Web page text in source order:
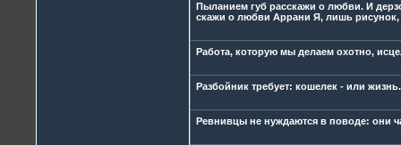
Пыланием губ расскажи о любви. И
скажи о любви Аррани Я, лишь рисунок,
Работа, которую мы делаем охотно,
Разбойник требует: кошелек - или
Ревнивцы не нуждаются в поводе: они